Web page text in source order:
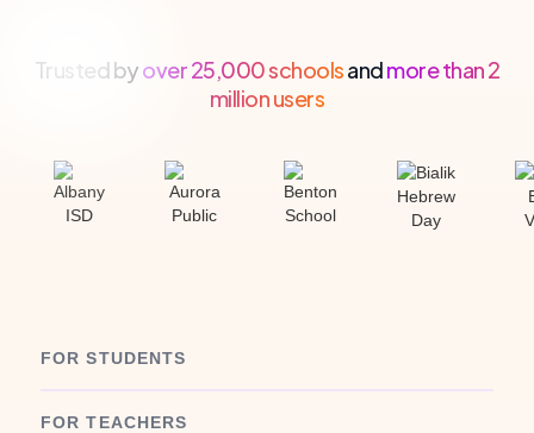
Trusted byover 25,000 schoolsandmore than 2
million users
FOR STUDENTS
FOR TEACHERS